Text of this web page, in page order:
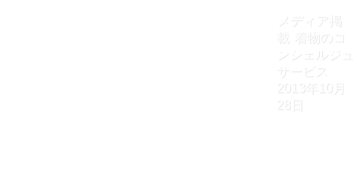
メディア掲
載
着物のコ
ンシェルジュ
サービス
2013年10月
28日